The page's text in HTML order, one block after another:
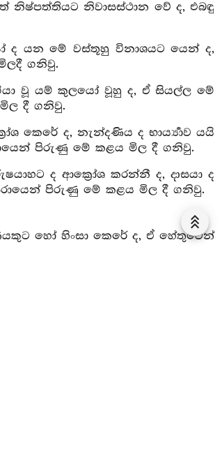
නිවාසස්ථාන වේ ද, එබඳු
ද යන මේ වස්තූහු විනාශයට යෙන් ද,
ගනිවු.
වූ යම් කුලයෝ වූහු ද, ඒ සියල්ල මේ
දී ගනිවු.
කෙරේ ද, නැන්දණිය ද භාර්‍ය්‍යාව යයි
පිරුණු මේ කළය මිල දී ගනිවු.
ද ආක්‍රෝශ කරන්නී ද, දාසයා ද
පිරුණු මේ කළය මිල දී ගනිවු.
හෝ හිංසා කෙරේ ද, ඒ හේතුවෙන්